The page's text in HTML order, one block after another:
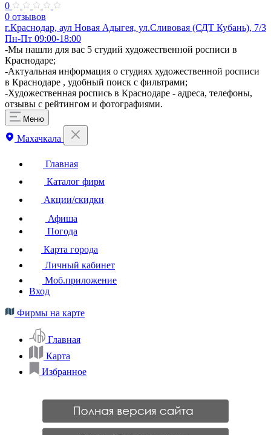
0
0 отзывов
г.Краснодар, аул Новая Адыгея, ул.Сливовая (СДТ Кубань), 7/3
Пн-Пт 09:00-18:00
​-Мы нашли для вас 5 студий художественной росписи в
Краснодаре;
-Актуальная информация о студиях художественной росписи
в Краснодаре , удобный поиск с фильтрами;
-Художественная роспись в Краснодаре - адреса, телефоны,
отзывы с рейтингом и фотографиями.
Меню
Махачкала
Главная
Каталог фирм
Акции/скидки
Афиша
Погода
Карта города
Личный кабинет
Моб.приложение
Вход
Фирмы на карте
Главная
Карта
Избранное